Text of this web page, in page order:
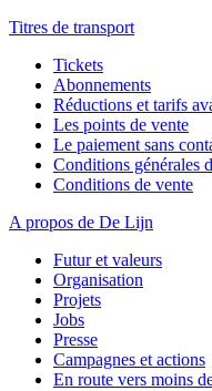
Titres de transport
Tickets
Abonnements
Réductions et tarifs
Les points de vente
Le paiement sans
Conditions générales
Conditions de vente
A propos de De Lijn
Futur et valeurs
Organisation
Projets
Jobs
Presse
Campagnes et actions
En route vers moins